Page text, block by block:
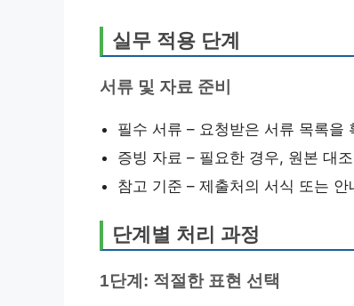
실무 적용 단계
서류 및 자료 준비
필수 서류 – 요청받은 서류 목록을
증빙 자료 – 필요한 경우, 원본 대
참고 기준 – 제출처의 서식 또는
단계별 처리 과정
1단계: 적절한 표현 선택